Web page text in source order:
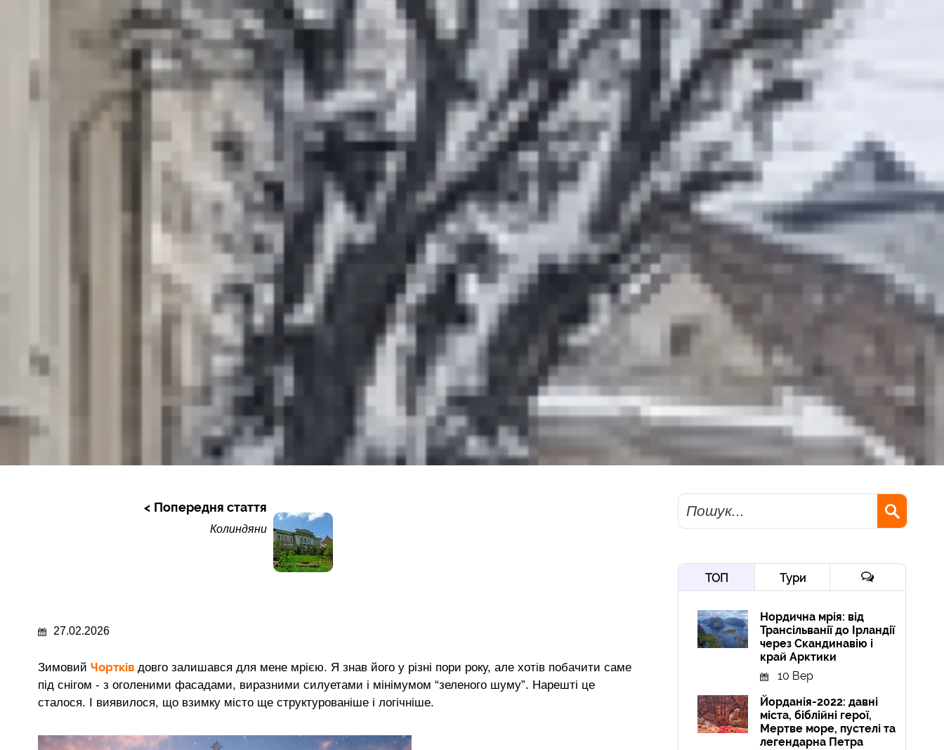
Попередня стаття
Колиндяни
27.02.2026
Зимовий Чортків довго залишався для мене мрією. Я знав його у різні пори року, але хотів побачити саме
під снігом - з оголеними фасадами, виразними силуетами і мінімумом “зеленого шуму”. Нарешті це
сталося. І виявилося, що взимку місто ще структурованіше і логічніше.
Пошук
ТОП Тури
Нордична мрія: від
Трансільванії до Ірландії
через Скандинавію і
край Арктики
10 Вер
Йорданія-2022: давні
міста, біблійні герої,
Мертве море, пустелі та
легендарна Петра